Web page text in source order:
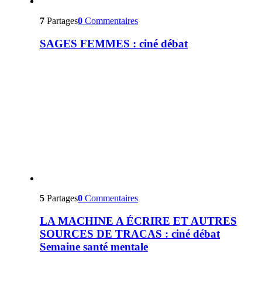
7 Partages0 Commentaires
SAGES FEMMES : ciné débat
5 Partages0 Commentaires
LA MACHINE A ÉCRIRE ET AUTRES
SOURCES DE TRACAS : ciné débat
Semaine santé mentale